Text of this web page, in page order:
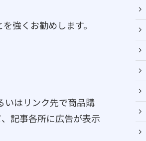
強くお勧めします。
いはリンク先で商品購
記事各所に広告が表示